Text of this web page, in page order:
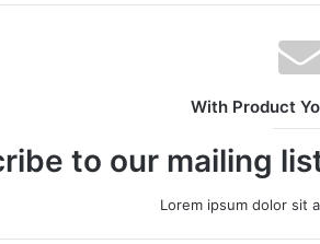
With Product
to our mailing
Lorem ipsum dolor sit